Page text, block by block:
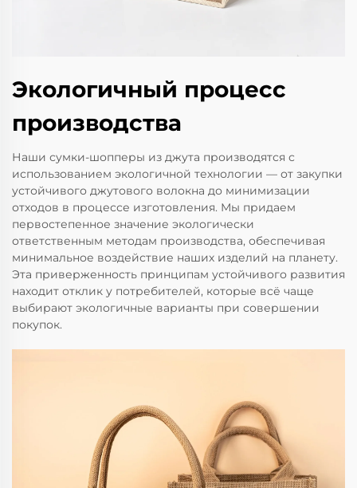
Экологичный процесс
производства
Наши сумки-шопперы из джута производятся с
использованием экологичной технологии — от закупки
устойчивого джутового волокна до минимизации
отходов в процессе изготовления. Мы придаем
первостепенное значение экологически
ответственным методам производства, обеспечивая
минимальное воздействие наших изделий на планету.
Эта приверженность принципам устойчивого развития
находит отклик у потребителей, которые всё чаще
выбирают экологичные варианты при совершении
покупок.